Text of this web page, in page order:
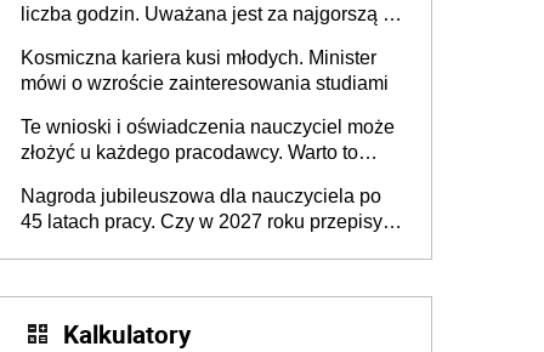
liczba godzin. Uważana jest za najgorszą -
Kosmiczna kariera kusi młodych. Minister
mówi o wzroście zainteresowania studiami
Te wnioski i oświadczenia nauczyciel może
złożyć u każdego pracodawcy. Warto to
szkolnego 2026/2027
Nagroda jubileuszowa dla nauczyciela po
45 latach pracy. Czy w 2027 roku przepisy
Kalkulatory